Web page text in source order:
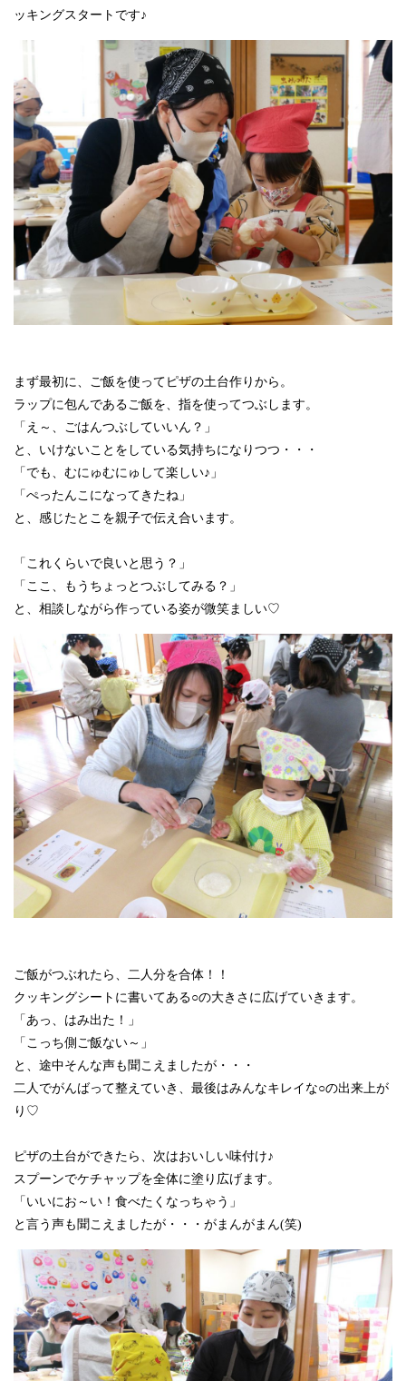
ッキングスタートです♪
まず最初に、ご飯を使ってピザの土台作りから。
ラップに包んであるご飯を、指を使ってつぶします。
「え～、ごはんつぶしていいん？」
と、いけないことをしている気持ちになりつつ・・・
「でも、むにゅむにゅして楽しい♪」
「ぺったんこになってきたね」
と、感じたとこを親子で伝え合います。
「これくらいで良いと思う？」
「ここ、もうちょっとつぶしてみる？」
と、相談しながら作っている姿が微笑ましい♡
ご飯がつぶれたら、二人分を合体！！
クッキングシートに書いてある○の大きさに広げていきます。
「あっ、はみ出た！」
「こっち側ご飯ない～」
と、途中そんな声も聞こえましたが・・・
二人でがんばって整えていき、最後はみんなキレイな○の出来上が
り♡
ピザの土台ができたら、次はおいしい味付け♪
スプーンでケチャップを全体に塗り広げます。
「いいにお～い！食べたくなっちゃう」
と言う声も聞こえましたが・・・がまんがまん(笑)